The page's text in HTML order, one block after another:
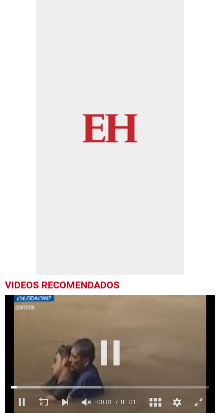
VIDEOS RECOMENDADOS